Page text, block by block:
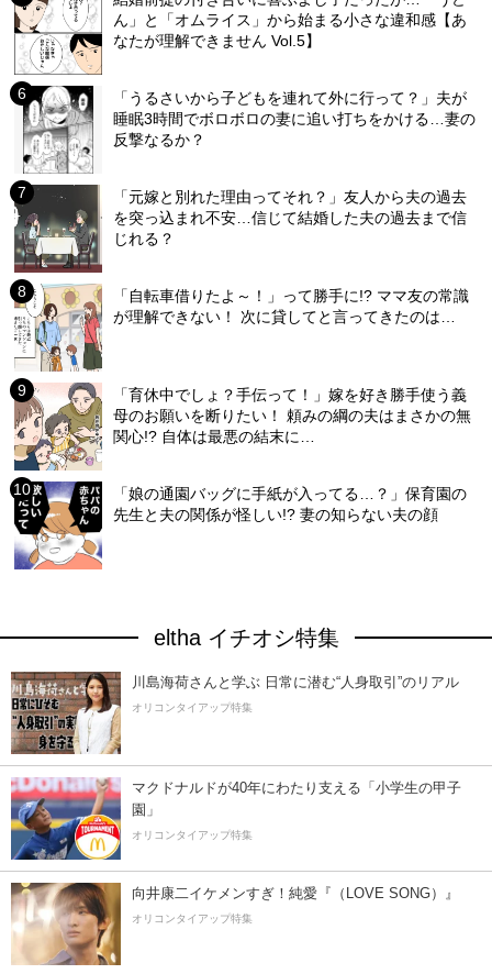
ん」と「オムライス」から始まる小さな違和感【あ
なたが理解できません Vol.5】
「うるさいから子どもを連れて外に行って？」夫が
睡眠3時間でボロボロの妻に追い打ちをかける…妻の
反撃なるか？
「元嫁と別れた理由ってそれ？」友人から夫の過去
を突っ込まれ不安…信じて結婚した夫の過去まで信
じれる？
「自転車借りたよ～！」って勝手に!? ママ友の常識
が理解できない！ 次に貸してと言ってきたのは…
「育休中でしょ？手伝って！」嫁を好き勝手使う義
母のお願いを断りたい！ 頼みの綱の夫はまさかの無
関心!? 自体は最悪の結末に…
「娘の通園バッグに手紙が入ってる…？」保育園の
先生と夫の関係が怪しい!? 妻の知らない夫の顔
eltha イチオシ特集
川島海荷さんと学ぶ 日常に潜む“人身取引”のリアル
オリコンタイアップ特集
マクドナルドが40年にわたり支える「小学生の甲子
園」
オリコンタイアップ特集
向井康二イケメンすぎ！純愛『（LOVE SONG）』
オリコンタイアップ特集